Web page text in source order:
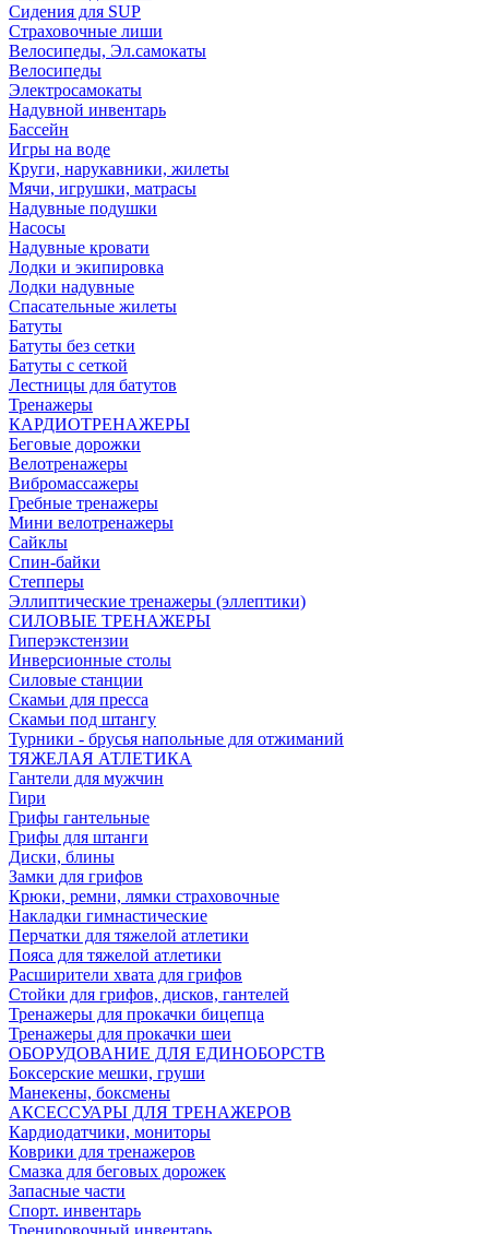
Сидения для SUP
Страховочные лиши
Велосипеды, Эл.самокаты
Велосипеды
Электросамокаты
Надувной инвентарь
Бассейн
Игры на воде
Круги, нарукавники, жилеты
Мячи, игрушки, матрасы
Надувные подушки
Насосы
Надувные кровати
Лодки и экипировка
Лодки надувные
Спасательные жилеты
Батуты
Батуты без сетки
Батуты с сеткой
Лестницы для батутов
Тренажеры
КАРДИОТРЕНАЖЕРЫ
Беговые дорожки
Велотренажеры
Вибромассажеры
Гребные тренажеры
Мини велотренажеры
Сайклы
Спин-байки
Степперы
Эллиптические тренажеры (эллептики)
СИЛОВЫЕ ТРЕНАЖЕРЫ
Гиперэкстензии
Инверсионные столы
Силовые станции
Скамьи для пресса
Скамьи под штангу
Турники - брусья напольные для отжиманий
ТЯЖЕЛАЯ АТЛЕТИКА
Гантели для мужчин
Гири
Грифы гантельные
Грифы для штанги
Диски, блины
Замки для грифов
Крюки, ремни, лямки страховочные
Накладки гимнастические
Перчатки для тяжелой атлетики
Пояса для тяжелой атлетики
Расширители хвата для грифов
Стойки для грифов, дисков, гантелей
Тренажеры для прокачки бицепца
Тренажеры для прокачки шеи
ОБОРУДОВАНИЕ ДЛЯ ЕДИНОБОРСТВ
Боксерские мешки, груши
Манекены, боксмены
АКСЕССУАРЫ ДЛЯ ТРЕНАЖЕРОВ
Кардиодатчики, мониторы
Коврики для тренажеров
Смазка для беговых дорожек
Запасные части
Спорт. инвентарь
Тренировочный инвентарь